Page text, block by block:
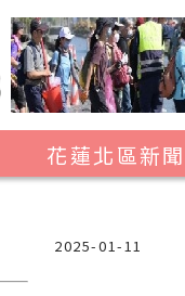
花蓮北區新聞
吉安鄉
2025-01-11